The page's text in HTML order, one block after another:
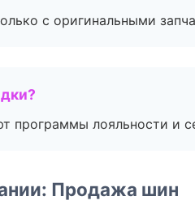
с оригинальными
программы лояльности и
Продажа шин